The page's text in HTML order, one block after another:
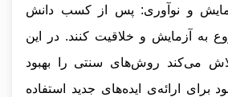
و نوآوری: پس از کسب دانش
به آزمایش و خلاقیت کنند. در این
تلاش می‌کند روش‌های سنتی را بهبود
برای ارائه‌ی ایده‌های جدید استفاده